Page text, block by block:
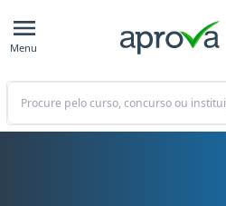
Menu
Buscar